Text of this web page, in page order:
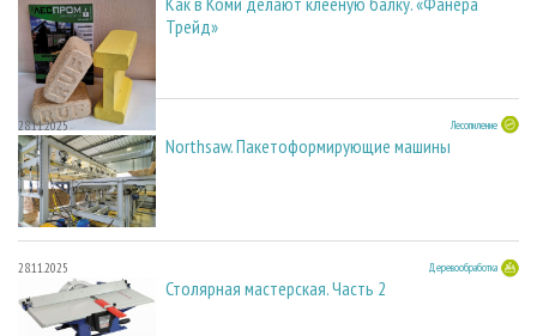
Трейд»
28.11.2025 Лесопиление
Northsaw. Пакетоформирующие машины
28.11.2025 Деревообработка
Столярная мастерская. Часть 2